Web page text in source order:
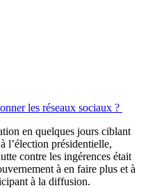
les réseaux sociaux ?
en quelques jours ciblant
l’élection présidentielle,
contre les ingérences était
à en faire plus et à
à la diffusion.